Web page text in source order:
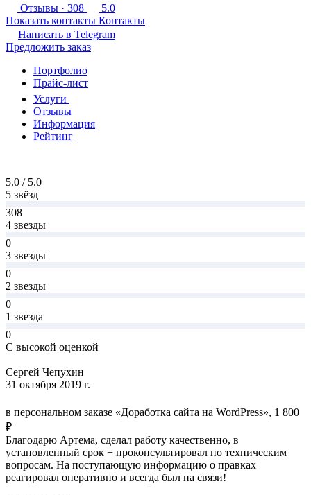
Отзывы · 308
5.0
Показать контакты Контакты
Написать в Telegram
Предложить заказ
Портфолио
Прайс-лист
Услуги
Отзывы
Информация
Рейтинг
5.0 / 5.0
5 звёзд
308
4 звезды
0
3 звезды
0
2 звезды
0
1 звезда
0
С высокой оценкой
Сергей Чепухин
31 октября 2019 г.
в персональном заказе «Доработка сайта на WordPress», 1 800
₽
Благодарю Артема, сделал работу качественно, в
установленный срок + проконсультировал по техническим
вопросам. На поступающую информацию о правках
реагировал оперативно и всегда был на связи!